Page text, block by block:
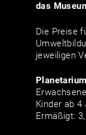
das
Die Preise
jeweiligen
Planetarium
Kinder ab 4
Ermäßigt: